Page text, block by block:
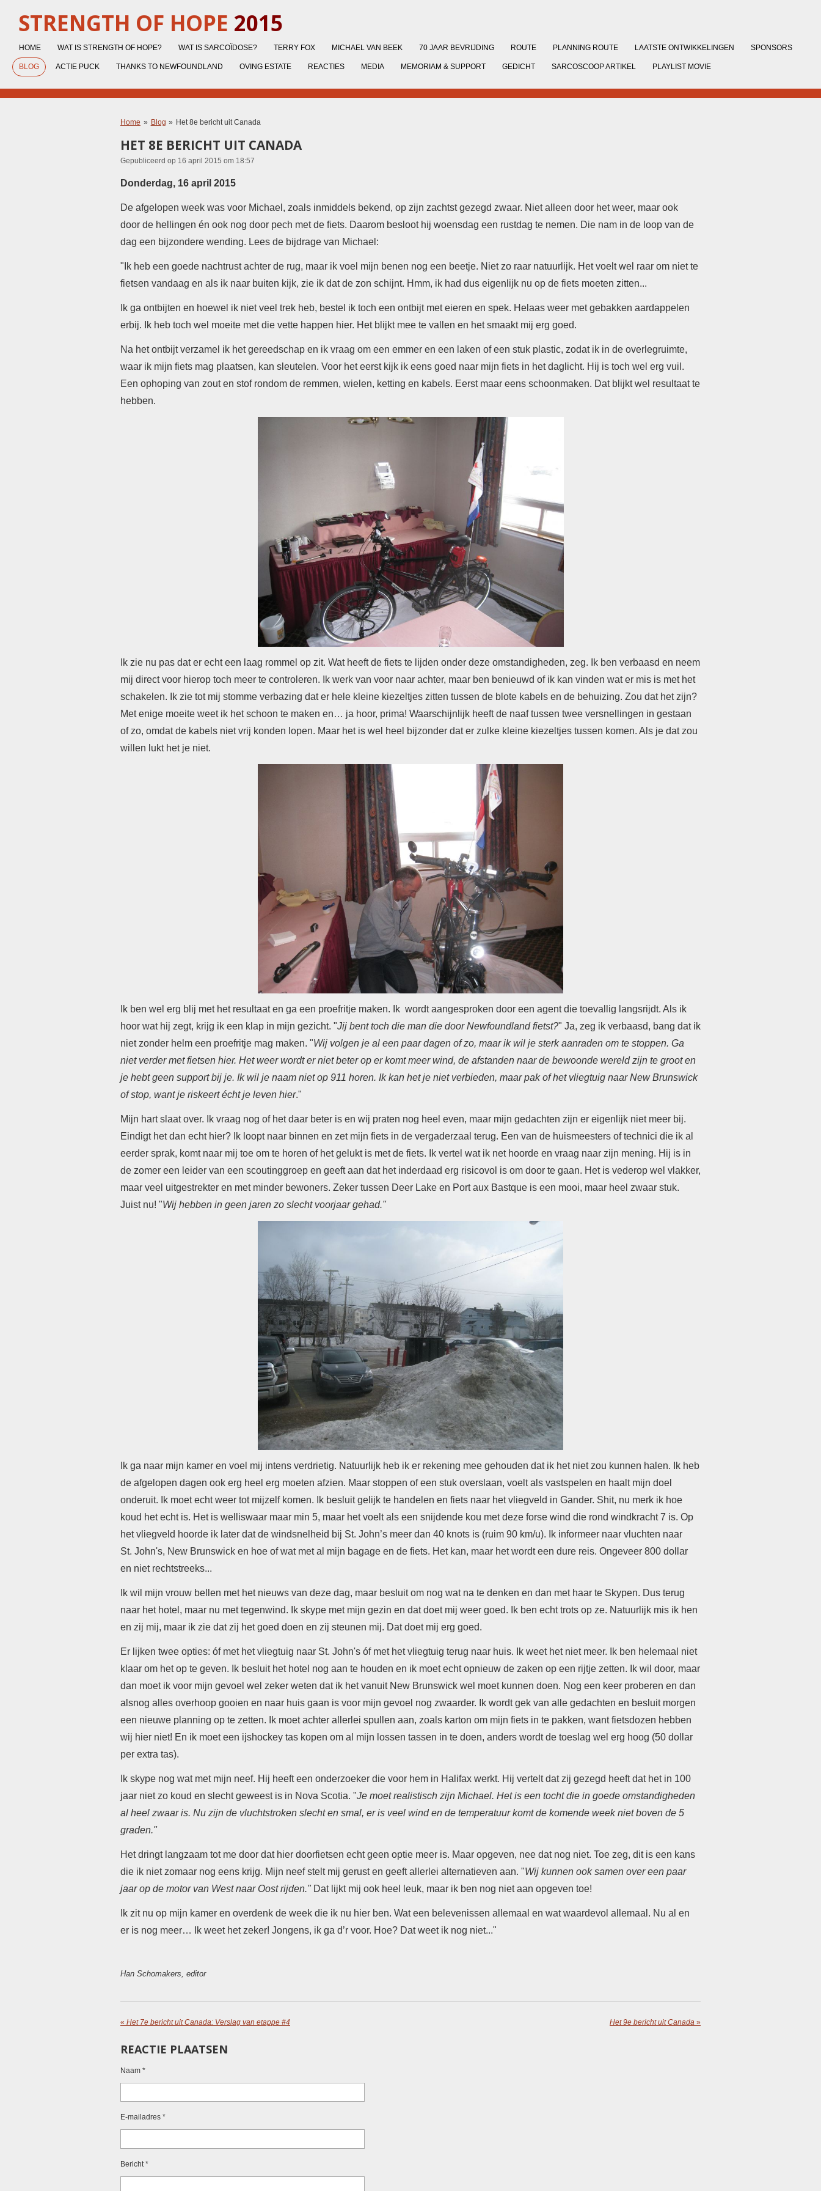
direct
hoofdinhoud
STRENGTH OF HOPE 2015
HOME WAT IS STRENGTH OF HOPE? WAT IS SARCOÏDOSE? TERRY FOX MICHAEL VAN BEEK 70 JAAR BEVRIJDING ROUTE PLANNING ROUTE LAATSTE ONTWIKKELINGEN SPONSORS
BLOG ACTIE PUCK THANKS TO NEWFOUNDLAND OVING ESTATE REACTIES MEDIA MEMORIAM & SUPPORT GEDICHT SARCOSCOOP ARTIKEL PLAYLIST MOVIE
Home » Blog » Het 8e bericht uit Canada
HET 8E BERICHT UIT CANADA
Gepubliceerd op 16 april 2015 om 18:57
Donderdag, 16 april 2015
De afgelopen week was voor Michael, zoals inmiddels bekend, op zijn zachtst gezegd zwaar. Niet alleen door het weer, maar ook
door de hellingen én ook nog door pech met de fiets. Daarom besloot hij woensdag een rustdag te nemen. Die nam in de loop van de
dag een bijzondere wending. Lees de bijdrage van Michael:
"Ik heb een goede nachtrust achter de rug, maar ik voel mijn benen nog een beetje. Niet zo raar natuurlijk. Het voelt wel raar om niet te
fietsen vandaag en als ik naar buiten kijk, zie ik dat de zon schijnt. Hmm, ik had dus eigenlijk nu op de fiets moeten zitten...
Ik ga ontbijten en hoewel ik niet veel trek heb, bestel ik toch een ontbijt met eieren en spek. Helaas weer met gebakken aardappelen
erbij. Ik heb toch wel moeite met die vette happen hier. Het blijkt mee te vallen en het smaakt mij erg goed.
Na het ontbijt verzamel ik het gereedschap en ik vraag om een emmer en een laken of een stuk plastic, zodat ik in de overlegruimte,
waar ik mijn fiets mag plaatsen, kan sleutelen. Voor het eerst kijk ik eens goed naar mijn fiets in het daglicht. Hij is toch wel erg vuil.
Een ophoping van zout en stof rondom de remmen, wielen, ketting en kabels. Eerst maar eens schoonmaken. Dat blijkt wel resultaat te
hebben.
Ik zie nu pas dat er echt een laag rommel op zit. Wat heeft de fiets te lijden onder deze omstandigheden, zeg. Ik ben verbaasd en neem
mij direct voor hierop toch meer te controleren. Ik werk van voor naar achter, maar ben benieuwd of ik kan vinden wat er mis is met het
schakelen.
Ik zie tot mij stomme verbazing dat er hele kleine kiezeltjes zitten tussen de blote kabels en de behuizing. Zou dat het zijn?
Met enige moeite weet ik het schoon te maken en… ja hoor, prima! Waarschijnlijk heeft de naaf tussen twee versnellingen in gestaan
of zo, omdat de kabels niet vrij konden lopen. Maar het is wel heel bijzonder dat er zulke kleine kiezeltjes tussen komen. Als je dat zou
willen lukt het je niet.
Ik ben wel erg blij met het resultaat en ga een proefritje maken. Ik wordt aangesproken door een agent die toevallig langsrijdt. Als ik
hoor wat hij zegt, krijg ik een klap in mijn gezicht. "Jij bent toch die man die door Newfoundland fietst?" Ja, zeg ik verbaasd, bang dat ik
niet zonder helm een proefritje mag maken. "Wij volgen je al een paar dagen of zo, maar ik wil je sterk aanraden om te stoppen. Ga
niet verder met fietsen hier. Het weer wordt er niet beter op er komt meer wind, de afstanden naar de bewoonde wereld zijn te groot en
je hebt geen support bij je. Ik wil je naam niet op 911 horen. Ik kan het je niet verbieden, maar pak of het vliegtuig naar New Brunswick
of stop, want je riskeert écht je leven hier."
Mijn hart slaat over. Ik vraag nog of het daar beter is en wij praten nog heel even, maar mijn gedachten zijn er eigenlijk niet meer bij.
Eindigt het dan echt hier? Ik loopt naar binnen en zet mijn fiets in de vergaderzaal terug. Een van de huismeesters of technici die ik al
eerder sprak, komt naar mij toe om te horen of het gelukt is met de fiets.
Ik vertel wat ik net hoorde en vraag naar zijn mening. Hij is in
de zomer een leider van een scoutinggroep en geeft aan dat het inderdaad erg risicovol is om door te gaan. Het is vederop wel vlakker,
maar veel uitgestrekter en met minder bewoners. Zeker tussen Deer Lake en Port aux Bastque is een mooi, maar heel zwaar stuk.
Juist nu! "Wij hebben in geen jaren zo slecht voorjaar gehad."
Ik ga naar mijn kamer en voel mij intens verdrietig. Natuurlijk heb ik er rekening mee gehouden dat ik het niet zou kunnen halen. Ik heb
de afgelopen dagen ook erg heel erg moeten afzien. Maar stoppen of een stuk overslaan, voelt als vastspelen en haalt mijn doel
onderuit.
Ik moet echt weer tot mijzelf komen. Ik besluit gelijk te handelen en fiets naar het vliegveld in Gander. Shit, nu merk ik hoe
koud het echt is. Het is welliswaar maar min 5, maar het voelt als een snijdende kou met deze forse wind die rond windkracht 7 is. Op
het vliegveld hoorde ik later dat de windsnelheid bij St. John’s meer dan 40 knots is (ruim 90 km/u).
Ik informeer naar vluchten naar
St. John's, New Brunswick en hoe of wat met al mijn bagage en de fiets. Het kan, maar het wordt een dure reis. Ongeveer 800 dollar
en niet rechtstreeks...
Ik wil mijn vrouw bellen met het nieuws van deze dag, maar besluit om nog wat na te denken en dan met haar te Skypen. Dus terug
naar het hotel, maar nu met tegenwind.
Ik skype met mijn gezin en dat doet mij weer goed. Ik ben echt trots op ze. Natuurlijk mis ik hen
en zij mij, maar ik zie dat zij het goed doen en zij steunen mij. Dat doet mij erg goed.
Er lijken twee opties: óf met het v liegtuig naar St. John's óf met het vliegtuig terug naar huis.
Ik weet het niet meer. Ik ben helemaal niet
klaar om het op te geven.
Ik besluit het hotel nog aan te houden en ik moet echt opnieuw de zaken op een rijtje zetten.
Ik wil door, maar
dan moet ik voor mijn gevoel wel zeker weten dat ik het vanuit New Brunswick wel moet kunnen doen. Nog een keer proberen en dan
alsnog alles overhoop gooien en naar huis gaan is voor mijn gevoel nog zwaarder. Ik wordt gek van alle gedachten en besluit morgen
een nieuwe planning op te zetten. Ik moet achter allerlei spullen aan, zoals karton om mijn fiets in te pakken, want fietsdozen hebben
wij hier niet! En ik moet een ijshockey tas kopen om al mijn lossen tassen in te doen, anders wordt de toeslag wel erg hoog (50 dollar
per extra tas).
Ik skype nog wat met mijn neef. Hij heeft een onderzoeker die voor hem in Halifax werkt. Hij vertelt dat zij gezegd heeft dat het in 100
jaar niet zo koud en slecht geweest is in Nova Scotia. "Je moet realistisch zijn Michael. Het is een tocht die in goede omstandigheden
al heel zwaar is. Nu zijn de vluchtstroken slecht en smal, er is veel wind en de temperatuur komt de komende week niet boven de 5
graden."
Het dringt langzaam tot me door dat hier doorfietsen echt geen optie meer is. Maar opgeven, nee dat nog niet. Toe zeg, dit is een kans
die ik niet zomaar nog eens krijg. Mijn neef stelt mij gerust en geeft allerlei alternatieven aan. "Wij kunnen ook samen over een paar
jaar op de motor van West naar Oost rijden."Dat lijkt mij ook heel leuk, maar ik ben nog niet aan opgeven toe!
Ik zit nu op mijn kamer en overdenk de week die ik nu hier ben. Wat een belevenissen allemaal en wat waardevol allemaal. Nu al en
er is nog meer… Ik weet het zeker! Jongens, ik ga d’r voor. Hoe? Dat weet ik nog niet..."
Han Schomakers, editor
« Het 7e bericht uit Canada: Verslag van etappe #4 Het 9e bericht uit Canada »
REACTIE PLAATSEN
Naam *
E-mailadres *
Bericht *